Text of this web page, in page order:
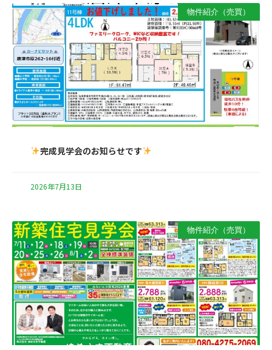
物件紹介（売買）
完成見学会のお知らせです
2026年7月13日
物件紹介（売買）